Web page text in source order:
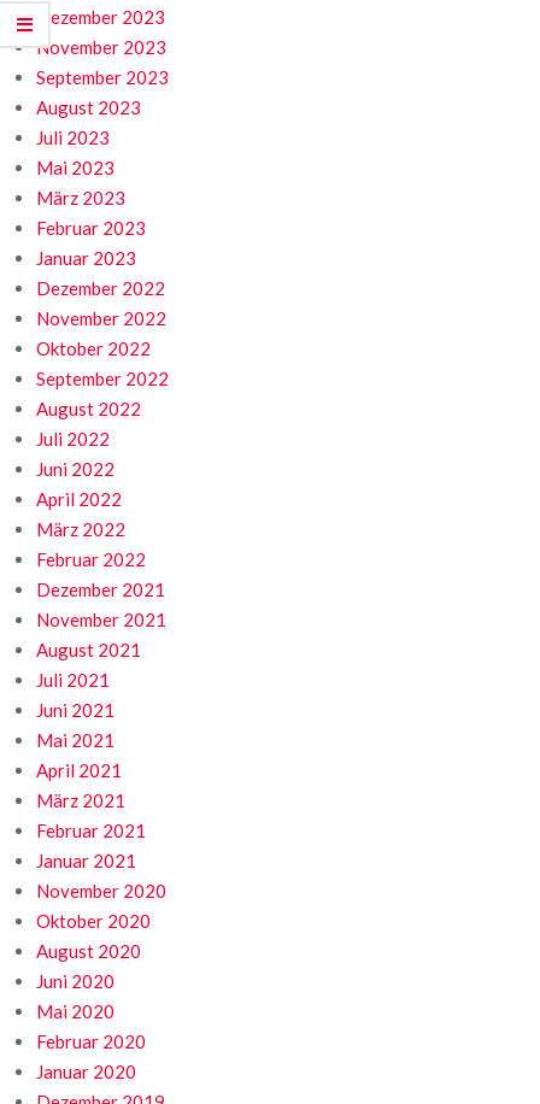
Dezember 2023
November 2023
September 2023
August 2023
Juli 2023
Mai 2023
März 2023
Februar 2023
Januar 2023
Dezember 2022
November 2022
Oktober 2022
September 2022
August 2022
Juli 2022
Juni 2022
April 2022
März 2022
Februar 2022
Dezember 2021
November 2021
August 2021
Juli 2021
Juni 2021
Mai 2021
April 2021
März 2021
Februar 2021
Januar 2021
November 2020
Oktober 2020
August 2020
Juni 2020
Mai 2020
Februar 2020
Januar 2020